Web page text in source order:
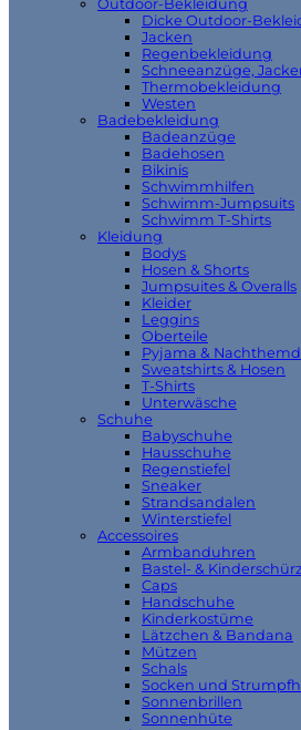
Outdoor-Bekleidung
Dicke Outdoor-
Jacken
Regenbekleidung
Schneeanzüge,
Thermobekleidung
Westen
Badebekleidung
Badeanzüge
Badehosen
Bikinis
Schwimmhilfen
Schwimm-Jumpsuits
Schwimm T-Shirts
Kleidung
Bodys
Hosen & Shorts
Jumpsuites & Overalls
Kleider
Leggins
Oberteile
Pyjama &
Sweatshirts & Hosen
T-Shirts
Unterwäsche
Schuhe
Babyschuhe
Hausschuhe
Regenstiefel
Sneaker
Strandsandalen
Winterstiefel
Accessoires
Armbanduhren
Bastel- &
Caps
Handschuhe
Kinderkostüme
Lätzchen & Bandana
Mützen
Schals
Socken und
Sonnenbrillen
Sonnenhüte